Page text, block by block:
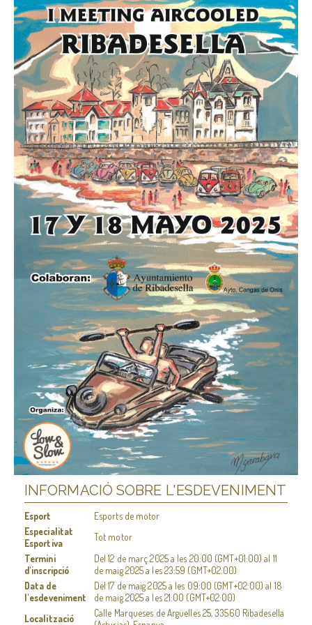
INFORMACIÓ SOBRE L'ESDEVENIMENT
Esport
Esports de motor
Especialitat
Esportiva
Tot motor
Termini
d'inscripció
Del12 de març 2025a les 20:00 (GMT+01:00) al 11
de maig 2025a les23:59 (GMT+02:00)
Data de
l'esdeveniment
Del17 de maig 2025a les 09:00 (GMT+02:00) al 18
de maig 2025a les21:00 (GMT+02:00)
Localització
Calle Marqueses de Argüelles 25, 33560 Ribadesella